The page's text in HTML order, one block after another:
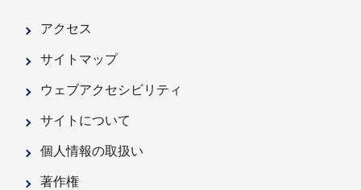
アクセス
サイトマップ
ウェブアクセシビリティ
サイトについて
個人情報の取扱い
著作権